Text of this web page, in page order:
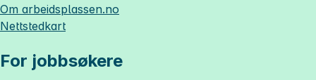
Om arbeidsplassen.no
Nettstedkart
For jobbsøkere